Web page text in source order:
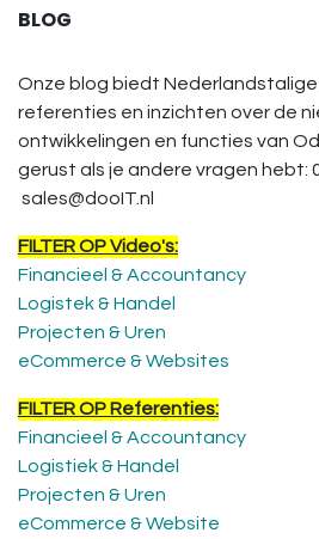
BLOG
Onze blog biedt Nederlandstalige
referenties en inzichten over de
ontwikkelingen en functies van
gerust als je andere vragen hebt:
sales@dooIT.nl
FILTER OP Video's:
Financieel & Accountancy
Logistek & Handel
Projecten & Uren
eCommerce & Websites
FILTER OP Referenties:
Financieel & Accountancy
Logistiek & Handel
Projecten & Uren
eCommerce & Website